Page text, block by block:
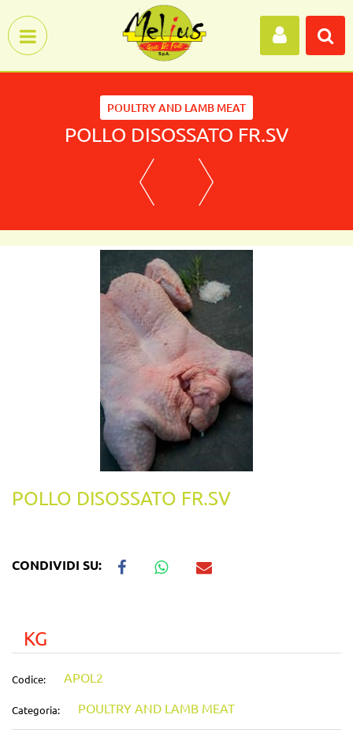
POULTRY AND LAMB MEAT
POLLO DISOSSATO FR.SV
POLLO DISOSSATO FR.SV
CONDIVIDI SU:
KG
Codice: APOL2
Categoria: POULTRY AND LAMB MEAT